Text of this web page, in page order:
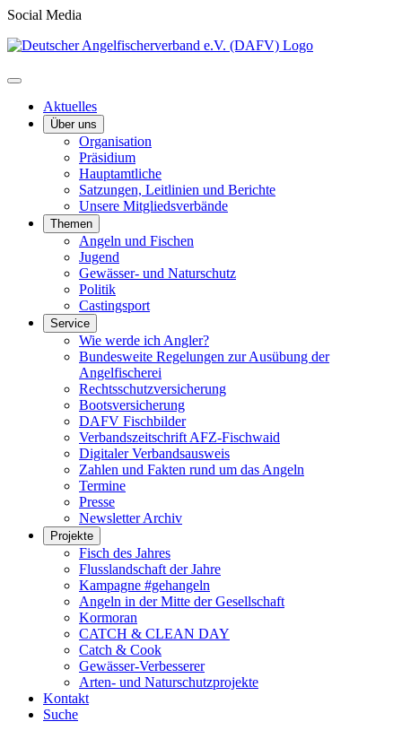
Social Media
Aktuelles
Über uns
Organisation
Präsidium
Hauptamtliche
Satzungen, Leitlinien und Berichte
Unsere Mitgliedsverbände
Themen
Angeln und Fischen
Jugend
Gewässer- und Naturschutz
Politik
Castingsport
Service
Wie werde ich Angler?
Bundesweite Regelungen zur Ausübung der
Angelfischerei
Rechtsschutzversicherung
Bootsversicherung
DAFV Fischbilder
Verbandszeitschrift AFZ-Fischwaid
Digitaler Verbandsausweis
Zahlen und Fakten rund um das Angeln
Termine
Presse
Newsletter Archiv
Projekte
Fisch des Jahres
Flusslandschaft der Jahre
Kampagne #gehangeln
Angeln in der Mitte der Gesellschaft
Kormoran
CATCH & CLEAN DAY
Catch & Cook
Gewässer-Verbesserer
Arten- und Naturschutzprojekte
Kontakt
Suche